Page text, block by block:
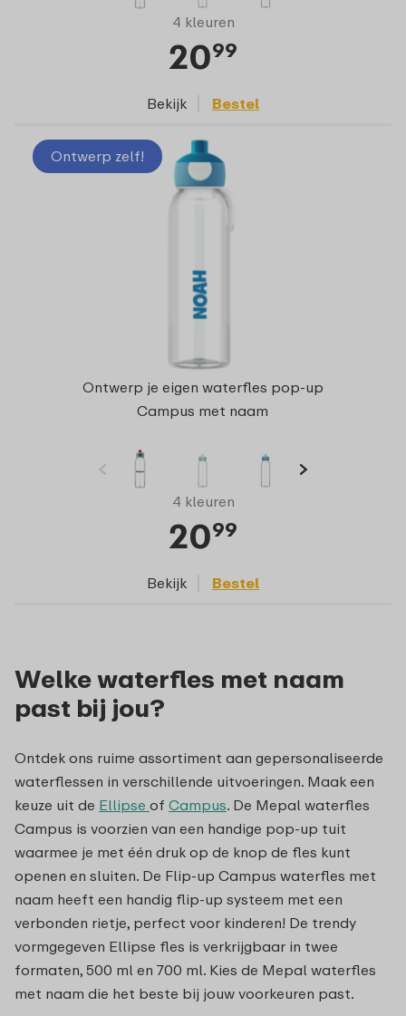
4 kleuren
2099
Bekijk Bestel
Ontwerp zelf!
Ontwerp je eigen waterfles pop-up
Campus met naam
4 kleuren
2099
Bekijk Bestel
Welke waterfles met naam
past bij jou?
Ontdek ons ruime assortiment aan gepersonaliseerde
waterflessen in verschillende uitvoeringen. Maak een
keuze uit de Ellipse of Campus. De Mepal waterfles
Campus is voorzien van een handige pop-up tuit
waarmee je met één druk op de knop de fles kunt
openen en sluiten. De Flip-up Campus waterfles met
naam heeft een handig flip-up systeem met een
verbonden rietje, perfect voor kinderen! De trendy
vormgegeven Ellipse fles is verkrijgbaar in twee
formaten, 500 ml en 700 ml. Kies de Mepal waterfles
met naam die het beste bij jouw voorkeuren past.